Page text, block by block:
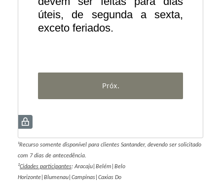
¹Recurso somente disponível para clientes Santander, devendo ser solicitado
com 7 dias de antecedência.
²Cidades participantes: Aracaju|Belém|Belo
Horizonte|Blumenau|Campinas|Caxias Do